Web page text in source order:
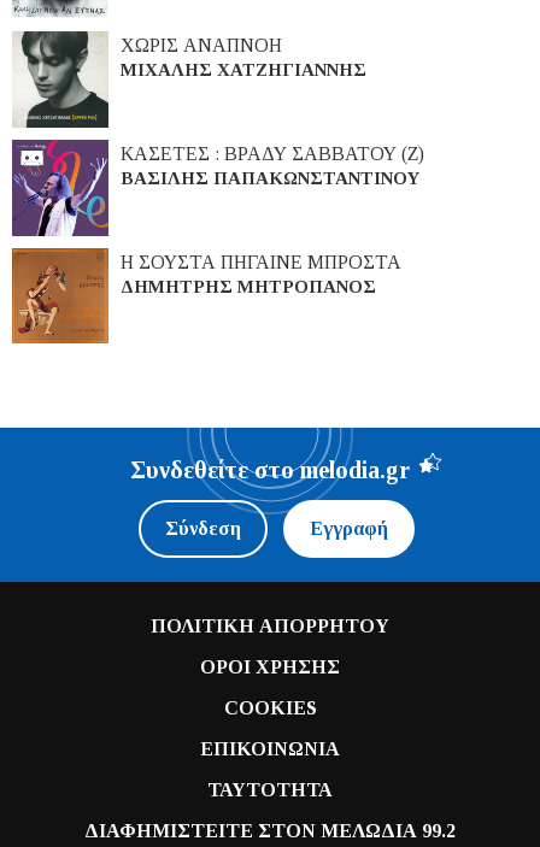
ΧΩΡΙΣ ΑΝΑΠΝΟΗ
ΜΙΧΑΛΗΣ ΧΑΤΖΗΓΙΑΝΝΗΣ
ΚΑΣΕΤΕΣ : ΒΡΑΔΥ ΣΑΒΒΑΤΟΥ (Ζ)
ΒΑΣΙΛΗΣ ΠΑΠΑΚΩΝΣΤΑΝΤΙΝΟΥ
Η ΣΟΥΣΤΑ ΠΗΓΑΙΝΕ ΜΠΡΟΣΤΑ
ΔΗΜΗΤΡΗΣ ΜΗΤΡΟΠΑΝΟΣ
Συνδεθείτε στο melodia.gr
Σύνδεση Εγγραφή
ΠΟΛΙΤΙΚΗ ΑΠΟΡΡΗΤΟΥ
ΟΡΟΙ ΧΡΗΣΗΣ
COOKIES
ΕΠΙΚΟΙΝΩΝΙΑ
ΤΑΥΤΟΤΗΤΑ
ΔΙΑΦΗΜΙΣΤΕΙΤΕ ΣΤΟΝ ΜΕΛΩΔΙΑ 99.2